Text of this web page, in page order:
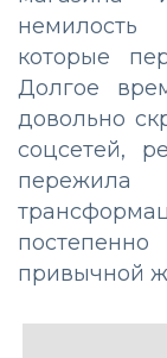
немилость
которые
Долгое
довольно
соцсетей,
привычной